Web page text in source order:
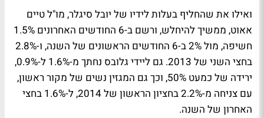
ואילו את שהחליף בעלות לידיו של יובל סיגלר, מו"לטיים
אאוט
, ממשיך להיחלש, ורשם ב-6 החודשים האחרונים 1.5%
חשיפה, מול 2% ב-6 החודשים הראשונים של השנה, ו-2.8%
בחצי השני של 2013. גם
ליידי גלובס
נחתך מ-1.6% ל-0.9%,
ירידה של כמעט 50%, וכך גם המגזין
נשים של מקור ראשון,
עם צניחה מ-2.2% בחציון הראשון של 2014, ל-1.6% בחצי
האחרון של השנה.